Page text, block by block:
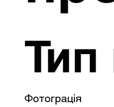
Тип
Фотограція